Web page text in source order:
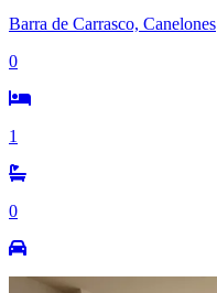
Barra de Carrasco, Canelones
0
1
0